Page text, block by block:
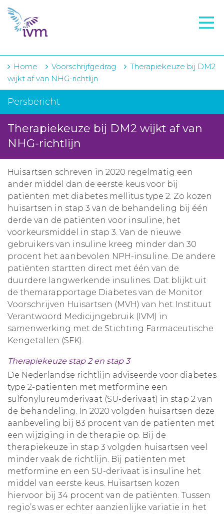
VMI
FTO voorbereiding
IVM-academie
Zorginstellingen
Voorschrijfgedrag
Projecten
Over IVM
Actueel
Contact
Winkelwagentje
Aanmelden nieuwsbrief
Inloggen
Toegang leeromgeving
Home Voorschrijfgedrag
Therapiekeuze bij DM2
wijkt af van NHG-richtlijn
Persbericht
Therapiekeuze bij DM2 wijkt af van
NHG-richtlijn
Huisartsen schreven in 2020 regelmatig een
ander middel dan de eerste keus voor bij
patiënten met diabetes mellitus type 2. Zo kozen
huisartsen in stap 3 van de behandeling bij één
derde van de patiënten voor insuline, het
voorkeursmiddel in stap 3. Van de nieuwe
gebruikers van insuline kreeg minder dan 30
procent het aanbevolen NPH-insuline. De andere
patiënten startten direct met één van de
duurdere langwerkende insulines. Dat blijkt uit
de themarapportage Diabetes van de Monitor
Voorschrijven Huisartsen (MVH) van het Instituut
Verantwoord Medicijngebruik (IVM) in
samenwerking met de Stichting Farmaceutische
Kengetallen (SFK).
Therapiekeuze stap 2 en stap 3
De Nederlandse richtlijn adviseerde voor diabetes
type 2-patiënten met metformine een
sulfonylureumderivaat (SU-derivaat) in stap 2 van
de behandeling. In 2020 volgden huisartsen deze
aanbeveling bij 83 procent van de patiënten met
een wijziging in de therapie op. Bij de
therapiekeuze in stap 3 volgden huisartsen veel
minder vaak de richtlijn. Bij patiënten met
metformine en een SU-derivaat is insuline het
middel van eerste keus. Huisartsen kozen
hiervoor bij 34 procent van de patiënten. Tussen
regio’s was er echter aanzienlijke variatie in het